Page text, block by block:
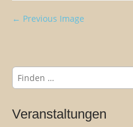
P
t
n
v
← Previous Image
S
h
e
Veranstaltungen